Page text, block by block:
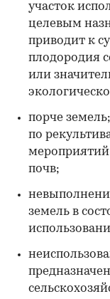
участок
целевым
приводит к
плодородия
или
порче
по
почв;
земель в